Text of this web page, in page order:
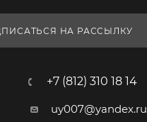
НА РАССЫЛКУ
+7 (812) 310 18 14
uy007@yandex.ru